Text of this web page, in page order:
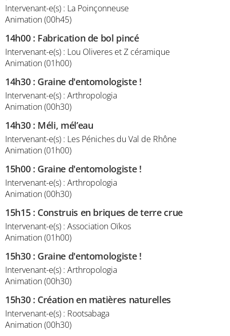
Intervenant-e(s) : La Poinçonneuse
Animation (00h45)
14h00: Fabrication de bol pincé
Intervenant-e(s) : Lou Oliveres et Z céramique
Animation (01h00)
14h30: Graine d'entomologiste !
Intervenant-e(s) : Arthropologia
Animation (00h30)
14h30: Méli, mél’eau
Intervenant-e(s) : Les Péniches du Val de Rhône
Animation (01h00)
15h00: Graine d'entomologiste !
Intervenant-e(s) : Arthropologia
Animation (00h30)
15h15: Construis en briques de terre crue
Intervenant-e(s) : Association Oïkos
Animation (01h00)
15h30: Graine d'entomologiste !
Intervenant-e(s) : Arthropologia
Animation (00h30)
15h30: Création en matières naturelles
Intervenant-e(s) : Rootsabaga
Animation (00h30)